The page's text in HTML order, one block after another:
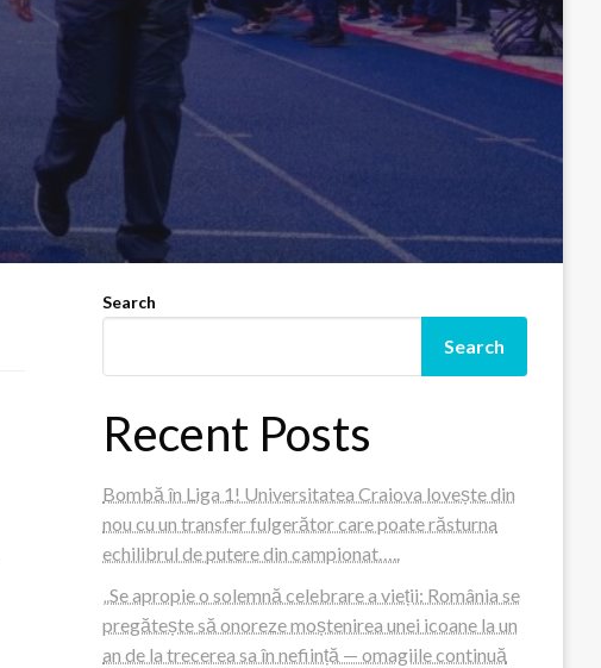
Search
Search
Recent Posts
Bombă în Liga 1! Universitatea Craiova lovește din
nou cu un transfer fulgerător care poate răsturna
echilibrul de putere din campionat…..
„Se apropie o solemnă celebrare a vieții: România se
pregătește să onoreze moștenirea unei icoane la un
an de la trecerea sa în neființă — omagiile continuă